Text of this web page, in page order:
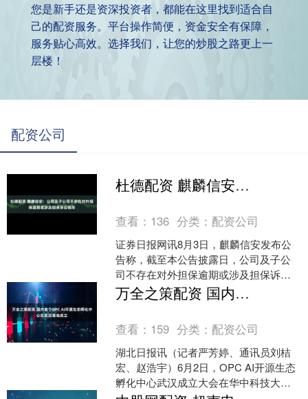
您是新手还是资深投资者，都能在这里找到适合自
己的配资服务。平台操作简便，资金安全有保障，
服务贴心高效。选择我们，让您的炒股之路更上一
层楼！
配资公司
杜德配资 麒麟信安：公司及子公司不存在对外担保逾期或涉及担保诉讼情形
查看： 136 分类： 配资公司
证券日报网讯8月3日，麒麟信安发布公
告称，截至本公告披露日，公司及子公
司不存在对外担保逾期或涉及担保诉讼
情形。 海量资讯、精准解读，尽在新浪
财经APP....
万全之策配资 国内首个OPC AI开源生态孵化中心在武汉落地成立
查看： 159 分类： 配资公司
湖北日报讯（记者严芳婷、通讯员刘桔
宏、赵浩宇）6月2日，OPC AI开源生态
孵化中心武汉成立大会在华中科技大学